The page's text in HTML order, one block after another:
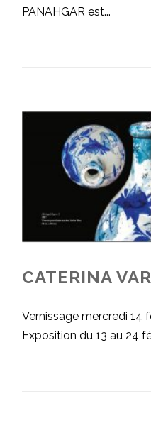
PANAHGAR est...
CATERINA
Vernissage mercredi 14
Exposition du 13 au 24